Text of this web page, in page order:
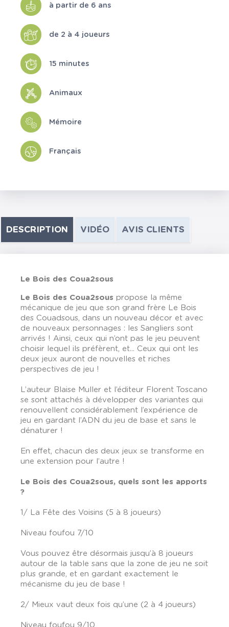
à partir de 6 ans
de 2 à 4 joueurs
15 minutes
Animaux
Mémoire
Français
DESCRIPTION VIDÉO AVIS CLIENTS
Le Bois des Coua2sous
Le Bois des Coua2sous propose la même
mécanique de jeu que son grand frère Le Bois
des Couadsous, dans un nouveau décor et avec
de nouveaux personnages : les Sangliers sont
arrivés ! Ainsi, ceux qui n’ont pas le jeu peuvent
choisir lequel ils préfèrent, et... Ceux qui ont les
deux jeux auront de nouvelles et riches
perspectives de jeu !
L’auteur Blaise Muller et l’éditeur Florent Toscano
se sont attachés à développer des variantes qui
renouvellent considérablement l’expérience de
jeu en gardant l’ADN du jeu de base et sans le
dénaturer !
En effet, chacun des deux jeux se transforme en
une extension pour l’autre !
Le Bois des Coua2sous, quels sont les apports
?
1/ La Fête des Voisins (5 à 8 joueurs)
Niveau foufou 7/10
Vous pouvez être désormais jusqu’à 8 joueurs
autour de la table sans que la zone de jeu ne soit
plus grande, et en gardant exactement le
mécanisme du jeu de base !
2/ Mieux vaut deux fois qu’une (2 à 4 joueurs)
Niveau foufou 9/10